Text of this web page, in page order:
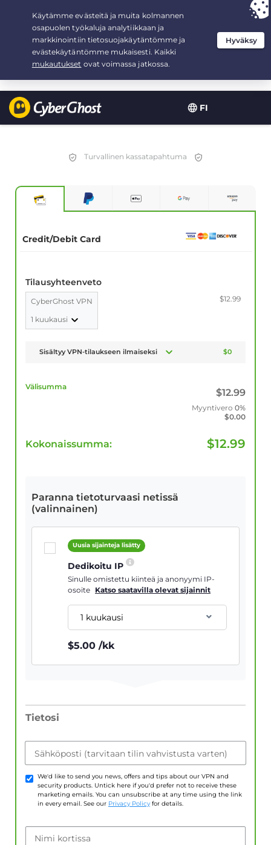
FI
Your choice:The Best Dealfor 2.1666666666667-years at $
/month
Turvallinen kassatapahtuma
Credit/Debit Card
Tilausyhteenveto
CyberGhost VPN
1 kuukausi
$12.99
Sisältyy VPN-tilaukseen ilmaiseksi $0
Välisumma
$12.99
Myyntivero 0%
$0.00
Kokonaissumma: $12.99
Paranna tietoturvaasi netissä
(valinnainen)
Uusia sijainteja lisätty
Dedikoitu IP
Sinulle omistettu kiinteä ja anonyymi IP-
osoite Katso saatavilla olevat sijainnit
1 kuukausi
$5.00 /kk
Tietosi
Sähköposti (tarvitaan tilin vahvistusta varten)
We'd like to send you news, offers and tips about our VPN and
security products. Untick here if you'd prefer not to receive these
marketing emails. You can unsubscribe at any time using the link
in every email. See our Privacy Policy for details.
Nimi kortissa